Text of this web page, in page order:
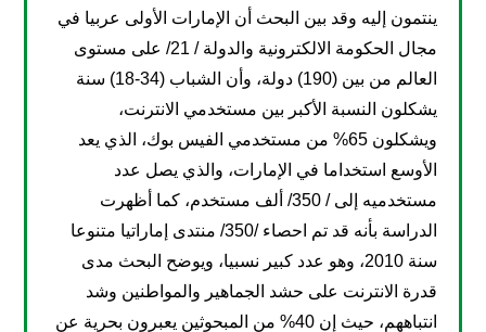
ينتمون إليه وقد بين البحث أن الإمارات الأولى عربيا في
مجال الحكومة الالكترونية والدولة / 21/ على مستوى
العالم من بين (190) دولة، وأن الشباب (34-18) سنة
يشكلون النسبة الأكبر بين مستخدمي الانترنت،
ويشكلون 65% من مستخدمي الفيس بوك، الذي يعد
الأوسع استخداما في الإمارات، والذي يصل عدد
مستخدميه إلى / 350/ ألف مستخدم، كما أظهرت
الدراسة بأنه قد تم احصاء /350/ منتدى إماراتيا متنوعا
سنة 2010، وهو عدد كبير نسبيا، ويوضح البحث مدى
قدرة الانترنت على حشد الجماهير والمواطنين وشد
انتباههم، حيث إن 40% من المبحوثين يعبرون بحرية عن